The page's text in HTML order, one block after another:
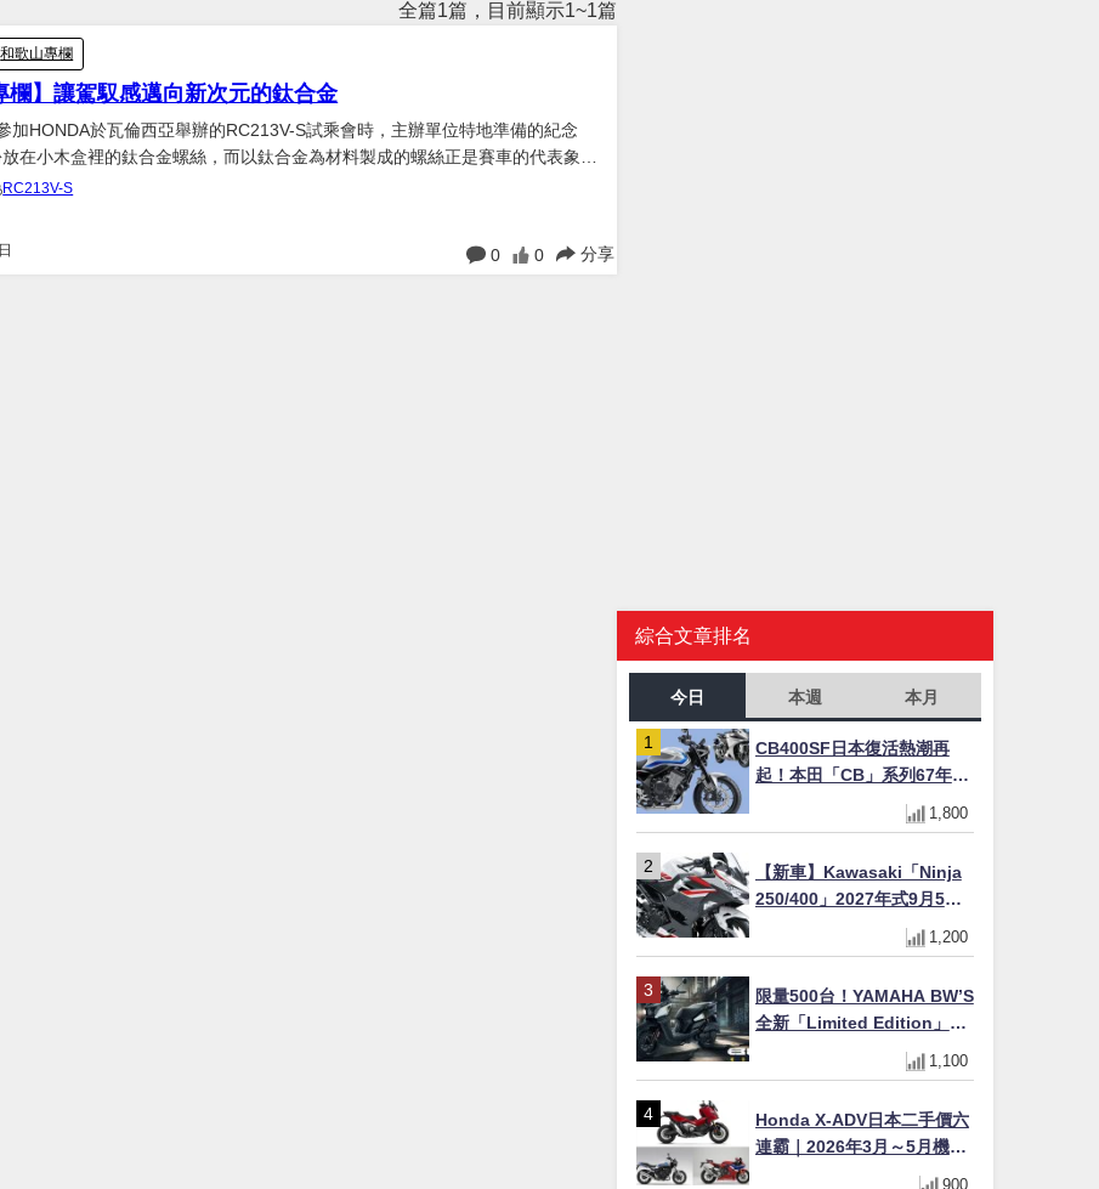
全篇1篇，目前顯示1~1篇
和歌山專欄
欄】讓駕馭感邁向新次元的鈦合金
加HONDA於瓦倫西亞舉辦的RC213V-S試乘會時，主辦單位特地準備的紀念
在小木盒裡的鈦合金螺絲，而以鈦合金為材料製成的螺絲正是賽車的代表象
RC213V-S
0 0 分享
綜合文章排名
今日 本週 本月
CB400SF日本復活熱潮再
起！本田「CB」系列67年傳
奇解密 與CBR差異一次搞懂
1,800
【新車】Kawasaki「Ninja
250/400」2027年式9月5日
日本發售！新塗裝登場×價格
不變×輔助滑動式離合器
1,200
限量500台！YAMAHA BW’S
全新「Limited Edition」都
市探索限定色 GOOPiMADE
聯名包同步登場
1,100
Honda X-ADV日本二手價六
連霸｜2026年3月～5月機車
轉售排行榜 CBR1000RR-R
900